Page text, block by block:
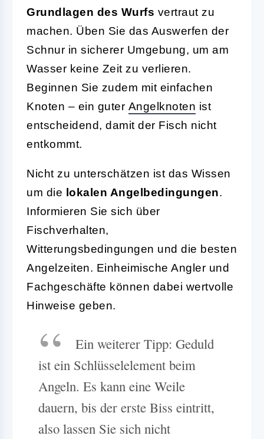
Grundlagen des Wurfs vertraut zu
machen. Üben Sie das Auswerfen der
Schnur in sicherer Umgebung, um am
Wasser keine Zeit zu verlieren.
Beginnen Sie zudem mit einfachen
Knoten – ein guter Angelknoten ist
entscheidend, damit der Fisch nicht
entkommt.
Nicht zu unterschätzen ist das Wissen
um die lokalen Angelbedingungen.
Informieren Sie sich über
Fischverhalten,
Witterungsbedingungen und die besten
Angelzeiten. Einheimische Angler und
Fachgeschäfte können dabei wertvolle
Hinweise geben.
Ein weiterer Tipp: Geduld
ist ein Schlüsselelement beim
Angeln. Es kann eine Weile
dauern, bis der erste Biss eintritt,
also lassen Sie sich nicht